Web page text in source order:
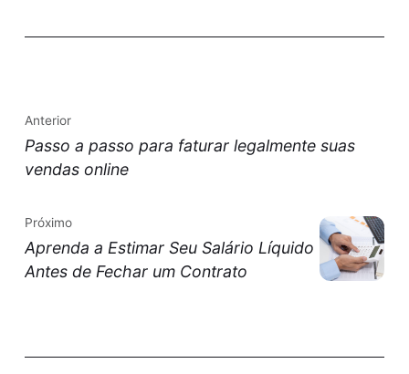
Anterior
Passo a passo para faturar legalmente suas
vendas online
Próximo
Aprenda a Estimar Seu Salário Líquido
Antes de Fechar um Contrato